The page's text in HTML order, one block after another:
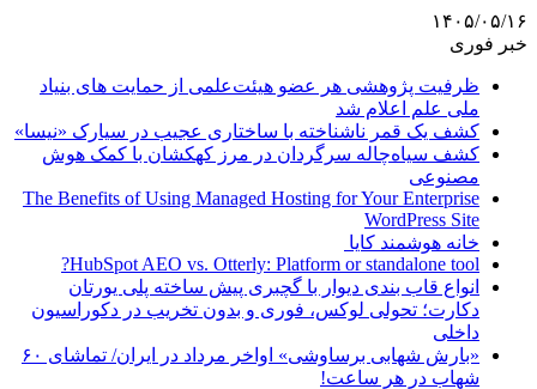
۱۴۰۵/۰۵/۱۶
خبر فوری
ظرفیت پژوهشی هر عضو هیئت‌علمی از حمایت های بنیاد
ملی علم اعلام شد
کشف یک قمر ناشناخته با ساختاری عجیب در سیارک «نیسا»
کشف سیاه‌چاله سرگردان در مرز کهکشان با کمک هوش
مصنوعی
The Benefits of Using Managed Hosting for Your Enterprise
WordPress Site
خانه هوشمند کایا
HubSpot AEO vs. Otterly: Platform or standalone tool?
انواع قاب بندی دیوار با گچبری پیش ساخته پلی یورتان
دکارت؛ تحولی لوکس، فوری و بدون تخریب در دکوراسیون
داخلی
«بارش شهابی برساوشی» اواخر مرداد در ایران/ تماشای ۶۰
شهاب در هر ساعت!